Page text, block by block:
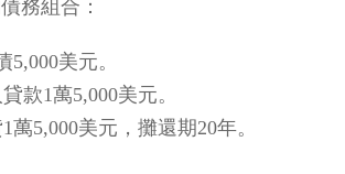
務組合：
5,000美元。
款1萬5,000美元。
萬5,000美元，攤還期20年。